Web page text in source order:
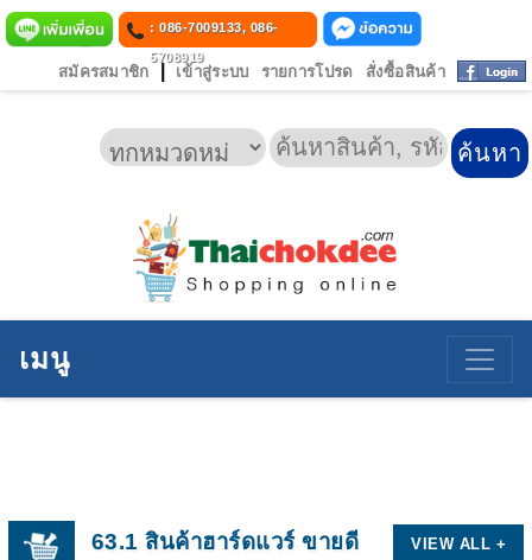
: 086-7009133, 086-
5708919
สมัครสมาชิก เข้าสู่ระบบ รายการโปรด สั่งซื้อสินค้า
เมนู
63.1 สินค้าฮาร์ดแวร์ ขายดี VIEW ALL +